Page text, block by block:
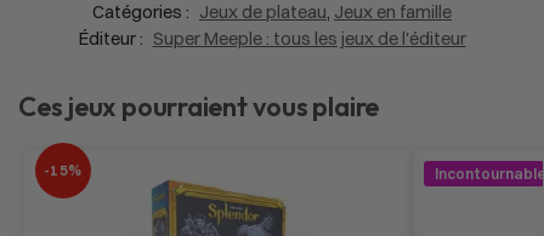
Catégories : Jeux de plateau, Jeux en famille
Éditeur : Super Meeple : tous les jeux de l'éditeur
Ces jeux pourraient vous plaire
-15% Incontournable